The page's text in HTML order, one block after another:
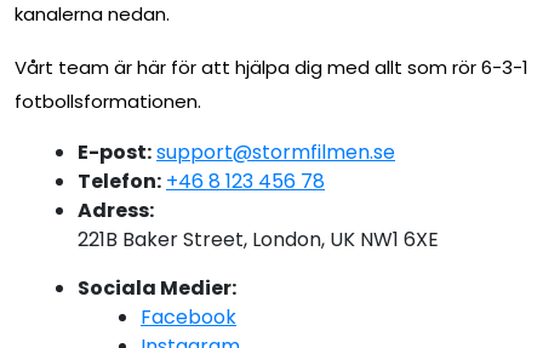
kanalerna nedan.
Vårt team är här för att hjälpa dig med allt som rör 6-3-1
fotbollsformationen.
E-post:support@stormfilmen.se
Telefon: +46 8 123 456 78
Adress:
221B Baker Street, London, UK NW1 6XE
Sociala Medier:
Facebook